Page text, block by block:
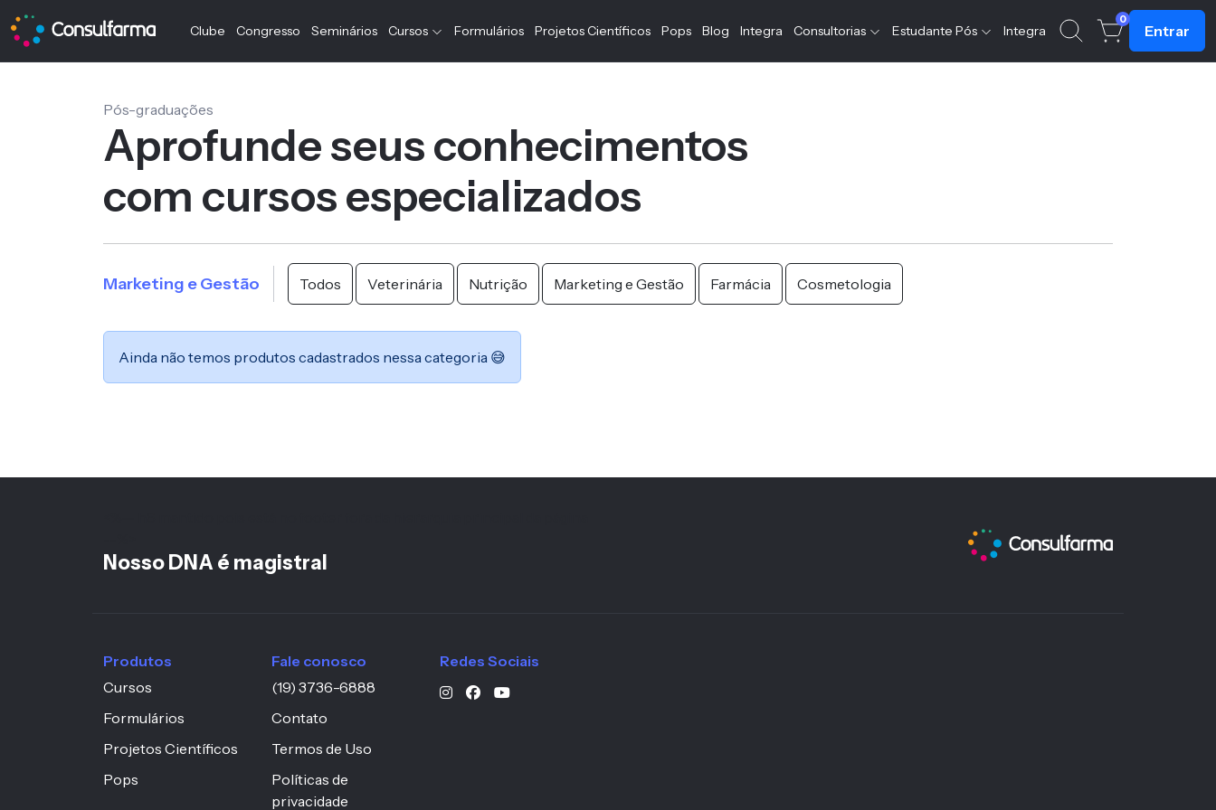
Clube Congresso Seminários Cursos Formulários Projetos Científicos Pops Blog Integra Consultorias Estudante Pós Integra
0
Entrar
Pós-graduações
Aprofunde seus conhecimentos
com cursos especializados
Marketing e Gestão Todos Veterinária Nutrição Marketing e Gestão Farmácia Cosmetologia
Ainda não temos produtos cadastrados nessa categoria 😅
Nosso DNA é magistral
Produtos
Cursos
Formulários
Projetos Científicos
Pops
Fale conosco
(19) 3736-6888
Contato
Termos de Uso
Políticas de
privacidade
Redes Sociais